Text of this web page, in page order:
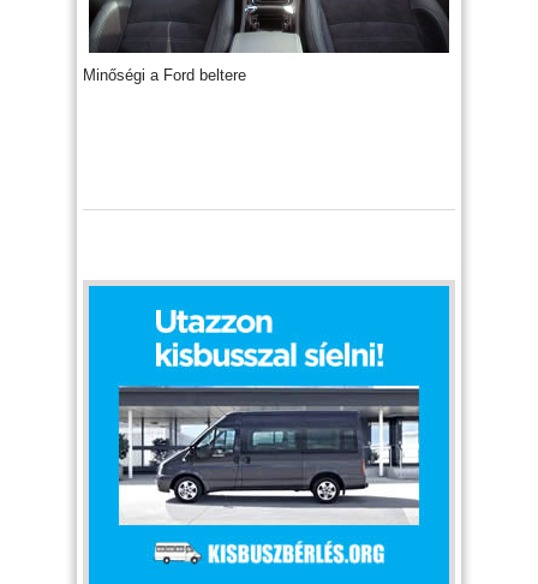
Minőségi a Ford beltere